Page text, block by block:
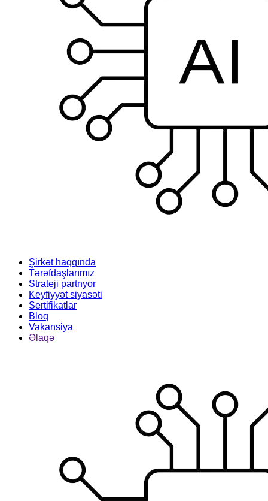
Şirkət haqqında
Tərəfdaşlarımız
Strateji partnyor
Keyfiyyət siyasəti
Sertifikatlar
Bloq
Vakansiya
Əlaqə